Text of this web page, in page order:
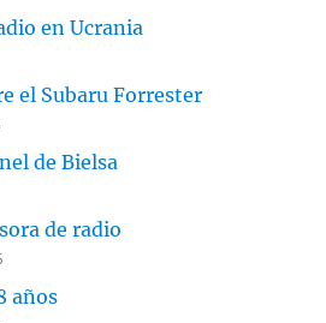
en Ucrania
el Subaru Forrester
de Bielsa
de radio
años